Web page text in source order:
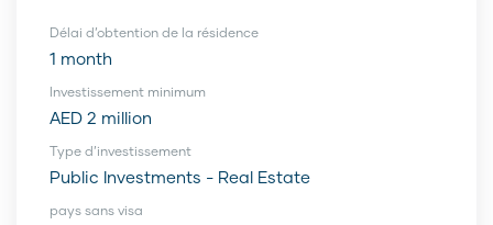
Délai d’obtention de la résidence
1 month
Investissement minimum
AED 2 million
Type d’investissement
Public Investments - Real Estate
pays sans visa